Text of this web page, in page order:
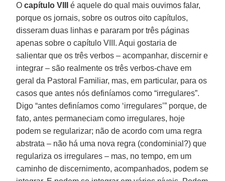
Ocapítulo VIII
é aquele do qual mais ouvimos falar,
porque os jornais, sobre os outros oito capítulos,
disseram duas linhas e pararam por três páginas
apenas sobre o capítulo VIII. Aqui gostaria de
salientar que os três verbos – acompanhar, discernir e
integrar – são realmente os três verbos-chave em
geral da Pastoral Familiar, mas, em particular, para os
casos que antes nós definíamos como “irregulares”.
Digo “antes definíamos como ‘irregulares’” porque, de
fato, antes permaneciam como irregulares, hoje
podem se regularizar; não de acordo com uma regra
abstrata – não há uma nova regra (condominial?) que
regulariza os irregulares – mas, no tempo, em um
caminho de discernimento, acompanhados, podem se